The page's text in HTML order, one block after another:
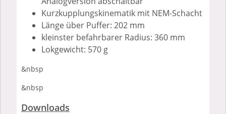
Kurzkupplungskinematik mit NEM-Schacht
Länge über Puffer: 202 mm
kleinster befahrbarer Radius: 360 mm
Lokgewicht: 570 g
&nbsp
&nbsp
Downloads